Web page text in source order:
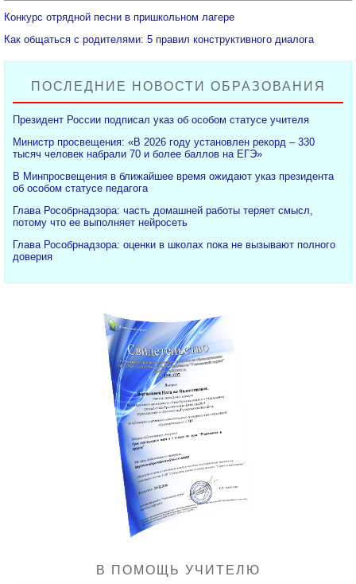
Конкурс отрядной песни в пришкольном лагере
Как общаться с родителями: 5 правил конструктивного диалога
ПОСЛЕДНИЕ НОВОСТИ ОБРАЗОВАНИЯ
Президент России подписал указ об особом статусе учителя
Министр просвещения: «В 2026 году установлен рекорд – 330
тысяч человек набрали 70 и более баллов на ЕГЭ»
В Минпросвещения в ближайшее время ожидают указ президента
об особом статусе педагога
Глава Рособрнадзора: часть домашней работы теряет смысл,
потому что ее выполняет нейросеть
Глава Рособрнадзора: оценки в школах пока не вызывают полного
доверия
В ПОМОЩЬ УЧИТЕЛЮ